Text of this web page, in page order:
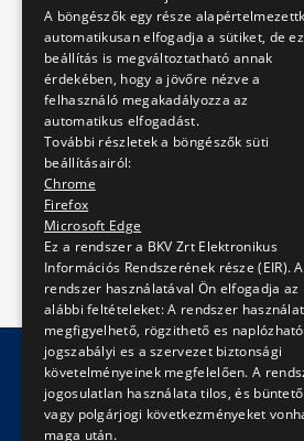
Ajánlati
Előírások,
© Copyright 2026 BKV Zrt.
A böngészők egy része
automatikusan elfogadja a sütiket, de
beállítás is megváltoztatható annak
érdekében, hogy a jövőre nézve a
felhasználó megakadályozza az
automatikus elfogadást.
További részletek a böngészők süti
beállításairól:
Chrome
Firefox
Microsoft Edge
Ez a rendszer a BKV Zrt Elektronikus
Információs Rendszerének része (EIR). A
rendszer használatával Ön elfogadja az
alábbi feltételeket: A rendszer
megfigyelhető, rögzithető es
jogszabályi es a szervezet biztonsági
követelményeinek megfelelően. A
jogosulatlan használata tilos, és büntető
vagy polgárjogi következményeket
maga után.